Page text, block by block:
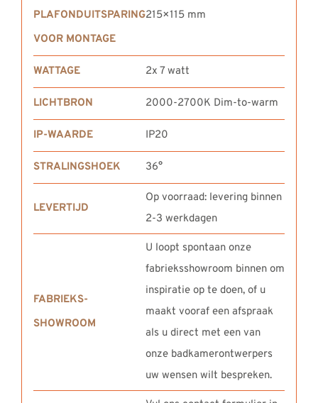
PLAFONDUITSPARING
VOOR MONTAGE
215×115 mm
WATTAGE 2x 7 watt
LICHTBRON 2000-2700K Dim-to-warm
IP-WAARDE IP20
STRALINGSHOEK 36°
LEVERTIJD
Op voorraad: levering binnen
2-3 werkdagen
FABRIEKS-
SHOWROOM
U loopt spontaan onze
fabrieksshowroom binnen om
inspiratie op te doen, of u
maakt vooraf een afspraak
als u direct met een van
onze badkamerontwerpers
uw wensen wilt bespreken.